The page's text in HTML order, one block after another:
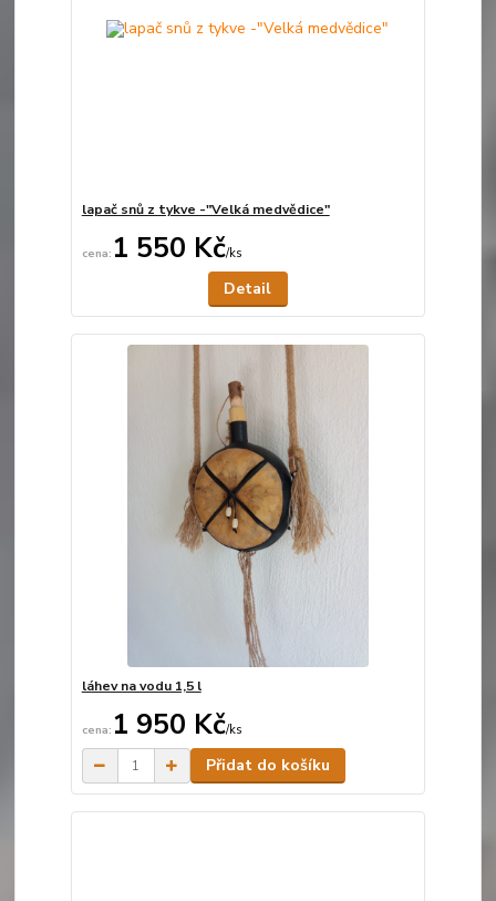
lapač snů z tykve -"Velká medvědice"
1 550 Kč/ks
Detail
láhev na vodu 1,5 l
1 950 Kč/ks
Přidat do košíku